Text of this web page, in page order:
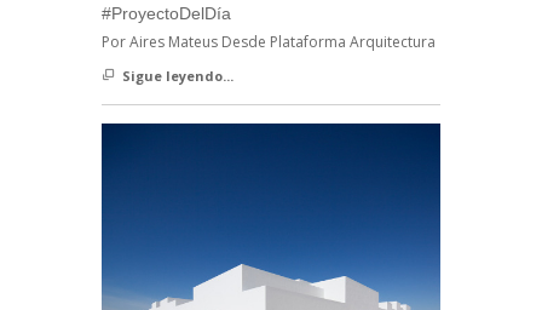
#ProyectoDelDía
Por Aires Mateus Desde Plataforma Arquitectura
Sigue leyendo...